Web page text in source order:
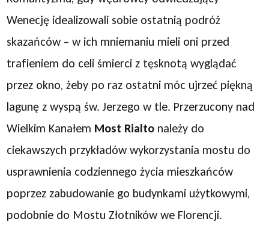
Wenecję idealizowali sobie ostatnią podróż
skazańców – w ich mniemaniu mieli oni przed
trafieniem do celi śmierci z tęsknotą wyglądać
przez okno, żeby po raz ostatni móc ujrzeć piękną
lagunę z wyspą św. Jerzego w tle. Przerzucony nad
Wielkim Kanałem Most Rialto należy do
ciekawszych przykładów wykorzystania mostu do
usprawnienia codziennego życia mieszkańców
poprzez zabudowanie go budynkami użytkowymi,
podobnie do Mostu Złotników we Florencji.